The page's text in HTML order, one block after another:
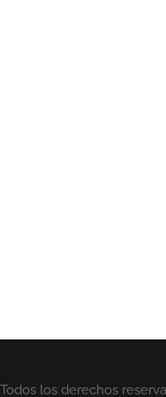
los derechos